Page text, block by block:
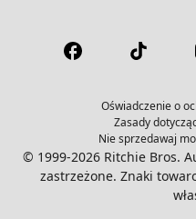
Oświadczenie o
Zasady
Nie sprzedawaj
© 1999-2026 Ritchie Bros.
zastrzeżone. Znaki